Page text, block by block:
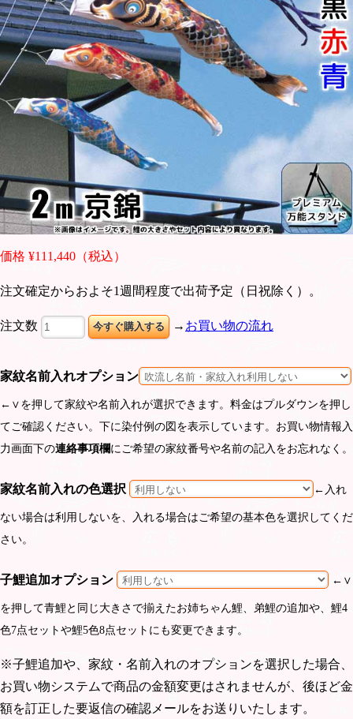
価格 ¥111,440（税込）
注文確定からおよそ1週間程度で出荷予定（日祝除く）。
注文数 → お買い物の流れ
家紋名前入れオプション
←∨を押して家紋や名前入れが選択できます。料金はプルダウンを押し
てご確認ください。下に染付例の図を表示しています。お買い物情報入
力画面下の連絡事項欄にご希望の家紋番号や名前の記入をお忘れなく。
家紋名前入れの色選択 ←入れ
ない場合は利用しないを、入れる場合はご希望の基本色を選択してくだ
さい。
子鯉追加オプション ←∨
を押して青鯉と同じ大きさで揃えたお姉ちゃん鯉、弟鯉の追加や、鯉4
色7点セットや鯉5色8点セットにも変更できます。
※子鯉追加や、家紋・名前入れのオプションを選択した場合、
お買い物システムで商品の金額変更はされませんが、後ほど金
額を訂正した要返信の確認メールをお送りいたします。